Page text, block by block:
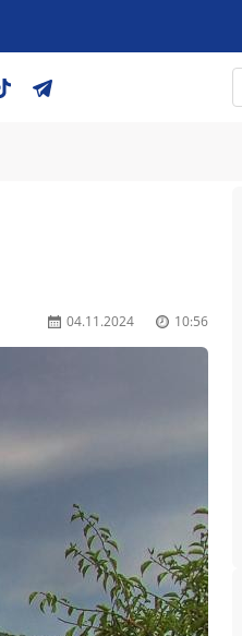
04.11.2024 10:56